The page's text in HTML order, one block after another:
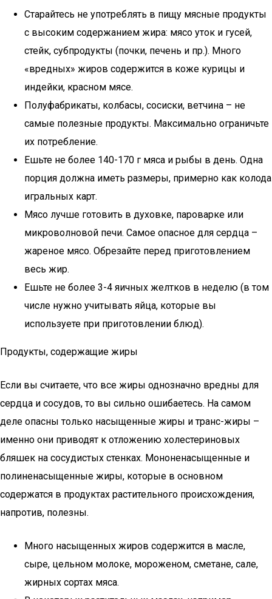
Старайтесь не употреблять в пищу мясные продукты
с высоким содержанием жира: мясо уток и гусей,
стейк, субпродукты (почки, печень и пр.). Много
«вредных» жиров содержится в коже курицы и
индейки, красном мясе.
Полуфабрикаты, колбасы, сосиски, ветчина – не
самые полезные продукты. Максимально ограничьте
их потребление.
Ешьте не более 140-170 г мяса и рыбы в день. Одна
порция должна иметь размеры, примерно как колода
игральных карт.
Мясо лучше готовить в духовке, пароварке или
микроволновой печи. Самое опасное для сердца –
жареное мясо. Обрезайте перед приготовлением
весь жир.
Ешьте не более 3-4 яичных желтков в неделю (в том
числе нужно учитывать яйца, которые вы
используете при приготовлении блюд).
Продукты, содержащие жиры
Если вы считаете, что все жиры однозначно вредны для
сердца и сосудов, то вы сильно ошибаетесь. На самом
деле опасны только насыщенные жиры и транс-жиры –
именно они приводят к отложению холестериновых
бляшек на сосудистых стенках. Мононенасыщенные и
полиненасыщенные жиры, которые в основном
содержатся в продуктах растительного происхождения,
напротив, полезны.
Много насыщенных жиров содержится в масле,
сыре, цельном молоке, мороженом, сметане, сале,
жирных сортах мяса.